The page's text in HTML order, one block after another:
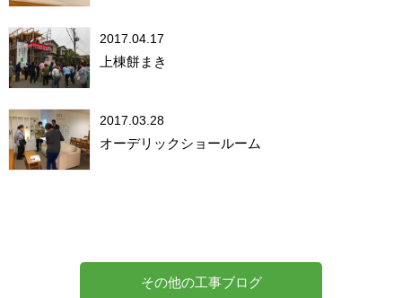
2017.04.17
上棟餅まき
2017.03.28
オーデリックショールーム
その他の工事ブログ